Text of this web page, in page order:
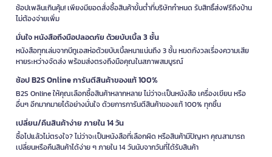
ช้อปเพลินเกินคุ้ม! เพียงมียอดสั่งซื้อสินค้าขั้นต่ำที่บริษัทกำหนด รับสิทธิ์ส่งฟรีถึงบ้าน
ไม่ต้องจ่ายเพิ่ม
มั่นใจ หนังสือถึงมือปลอดภัย ด้วยบับเบิ้ล 3 ชั้น
หนังสือทุกเล่มจากบีทูเอสห่อด้วยบับเบิ้ลหนาแน่นถึง 3 ชั้น หมดกังวลเรื่องความเสีย
หายระหว่างจัดส่ง พร้อมส่งตรงถึงมือคุณในสภาพสมบูรณ์
ช้อป B2S Online การันตีสินค้าของแท้ 100%
B2S Online ให้คุณเลือกซื้อสินค้าหลากหลาย ไม่ว่าจะเป็นหนังสือ เครื่องเขียน หรือ
อื่นๆ อีกมากมายได้อย่างมั่นใจ ด้วยการการันตีสินค้าของแท้ 100% ทุกชิ้น
เปลี่ยน/คืนสินค้าง่าย ภายใน 14 วัน
ซื้อไปแล้วไม่ตรงใจ? ไม่ว่าจะเป็นหนังสือที่เลือกผิด หรือสินค้ามีปัญหา คุณสามารถ
เปลี่ยนหรือคืนสินค้าได้ง่าย ๆ ภายใน 14 วันนับจากวันที่ได้รับสินค้า